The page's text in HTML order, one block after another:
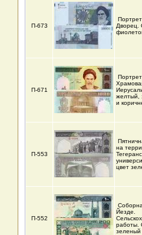
П-673
Дворец.
П-671
желтый,
и
П-553
на
цвет
П-552
Йезде.
работы.
зеленый